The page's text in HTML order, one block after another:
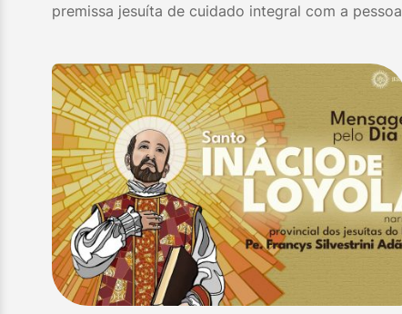
premissa jesuíta de cuidado integral com a pessoa